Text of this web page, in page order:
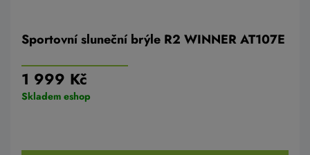
Sportovní sluneční brýle R2 WINNER AT107E
1 999 Kč
Skladem eshop